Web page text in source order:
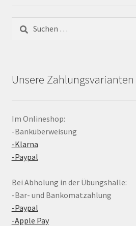
Suchen
nach:
Unsere Zahlungsvarianten
Im Onlineshop:
-Banküberweisung
-Klarna
-Paypal
Bei Abholung in der Übungshalle:
-Bar- und Bankomatzahlung
-Paypal
-Apple Pay